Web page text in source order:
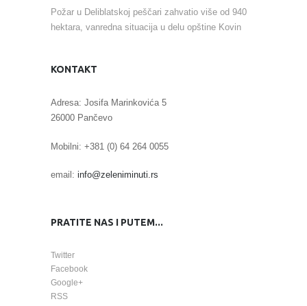
Požar u Deliblatskoj peščari zahvatio više od 940
hektara, vanredna situacija u delu opštine Kovin
KONTAKT
Adresa: Josifa Marinkovića 5
26000 Pančevo
Mobilni: +381 (0) 64 264 0055
email: info@zeleniminuti.rs
PRATITE NAS I PUTEM...
Twitter
Facebook
Google+
RSS